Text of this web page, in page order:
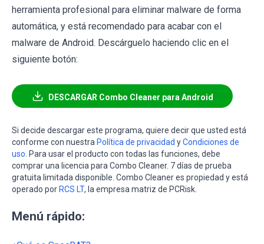
herramienta profesional para eliminar malware de forma
automática, y está recomendado para acabar con el
malware de Android. Descárguelo haciendo clic en el
siguiente botón:
DESCARGAR Combo Cleaner para Android
Si decide descargar este programa, quiere decir que usted está
conforme con nuestra Política de privacidad yCondiciones de
uso . Para usar el producto con todas las funciones, debe
comprar una licencia para Combo Cleaner. 7 días de prueba
gratuita limitada disponible. Combo Cleaner es propiedad y está
operado por RCS LT, la empresa matriz de PCRisk.
Menú rápido: